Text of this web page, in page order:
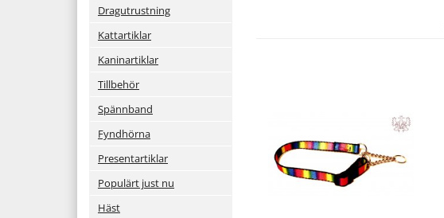
Dragutrustning
Kattartiklar
Kaninartiklar
Tillbehör
Spännband
Fyndhörna
Presentartiklar
Populärt just nu
Häst